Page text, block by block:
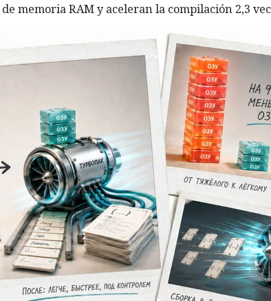
memoria RAM y aceleran la compilación 2,3